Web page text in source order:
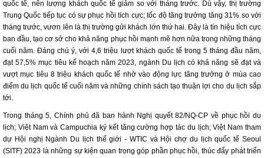
quốc tế, nên lượng khách quốc tế giảm so với tháng trước. Dù vậy, thị trường
Trung Quốc tiếp tục có sự phục hồi tích cực; tốc độ tăng trưởng tăng 31% so với
tháng trước, vươn lên là thị trường gửi khách lớn thứ hai. Đây là tín hiệu tích cực
ban đầu, tạo cơ sở cho khả năng phục hồi mạnh mẽ hơn nữa trong những tháng
cuối năm. Đáng chú ý, với 4,6 triệu lượt khách quốc tế trong 5 tháng đầu năm,
đạt 57,5% mục tiêu kế hoạch năm 2023, ngành Du lịch có khả năng sẽ đạt và
vượt mục tiêu 8 triệu khách quốc tế nhờ vào động lực tăng trưởng ở mùa cao
điểm du lịch quốc tế cuối năm và những chính sách tạo thuận lợi cho du lịch sắp
tới.
Trong tháng 5, Chính phủ đã ban hành Nghị quyết 82/NQ-CP về phục hồi du
lịch; Việt Nam và Campuchia ký kết tăng cường hợp tác du lịch; Việt Nam tham
dự Hội nghị Ngành Du lịch thế giới - WTIC và Hội chợ du lịch quốc tế Seoul
(SITF) 2023 là những sự kiện quan trọng góp phần phục hồi, thúc đẩy phát triển